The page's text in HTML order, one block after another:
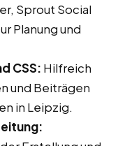
Sprout Social
Planung und
CSS: Hilfreich
und Beiträgen
in Leipzig.